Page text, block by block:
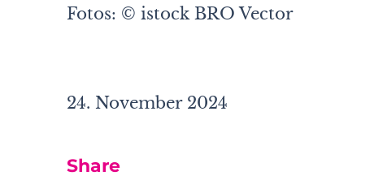
Fotos: © istock BRO Vector
24. November 2024
Share